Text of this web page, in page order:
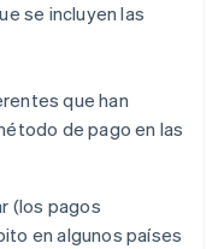
se incluyen las
que han
de pago en las
(los pagos
en algunos países